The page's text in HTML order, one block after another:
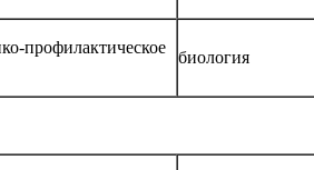
профилактическое
биология